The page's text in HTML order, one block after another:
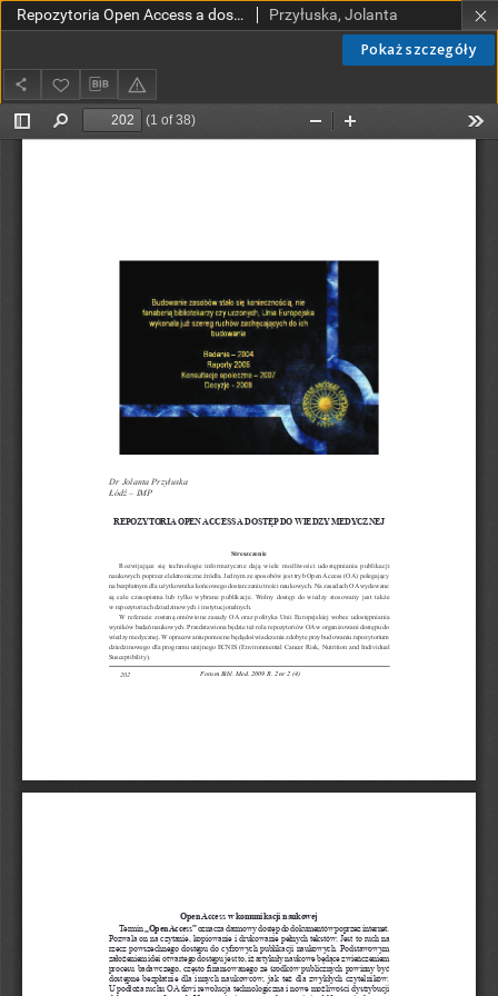
Pokaż szczegóły
Repozytoria Open Access a dostęp do wiedzy medycznej Przyłuska, Jolanta